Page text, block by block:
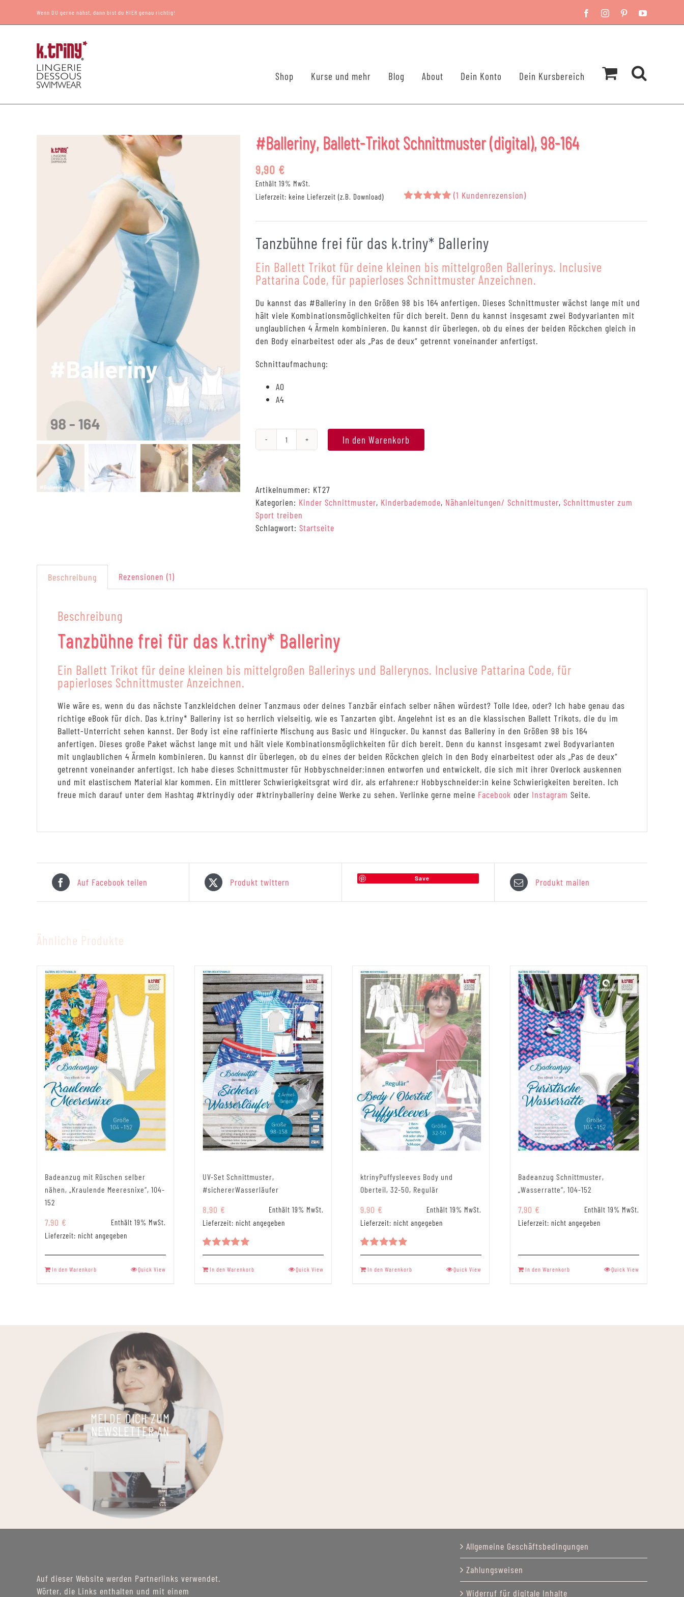
Wenn DU gerne nähst, dann bist du HIER genau richtig! FacebookInstagram
Pinterest
Shop Kurse und mehr Blog About Dein Konto Dein Kursbereich
#Balleriny, Ballett-Trikot Schnittmuster (digital), 98-164
9,90 €
Enthält 19% MwSt.
Lieferzeit: keine Lieferzeit (z.B. Download)
basierend
auf
Kundenbewertung
(1 Kundenrezension)
Tanzbühne frei für das k.triny* Balleriny
Ein Ballett Trikot für deine kleinen bis mittelgroßen Ballerinys. Inclusive
Pattarina Code, für papierloses Schnittmuster Anzeichnen.
Du kannst das #Balleriny in den Größen 98 bis 164 anfertigen. Dieses Schnittmuster wächst lange mit und
hält viele Kombinationsmöglichkeiten für dich bereit. Denn du kannst insgesamt zwei Bodyvarianten mit
unglaublichen 4 Ärmeln kombinieren. Du kannst dir überlegen, ob du eines der beiden Röckchen gleich in
den Body einarbeitest oder als „Pas de deux“ getrennt voneinander anfertigst.
Schnittaufmachung:
A0
A4
#Balleriny,
(digital),
98-
164
[Digital]
In den Warenkorb
Artikelnummer: KT27
Kategorien: Kinder Schnittmuster, Kinderbademode, Nähanleitungen/ Schnittmuster, Schnittmuster zum
Sport treiben
Schlagwort: Startseite
Beschreibung Rezensionen (1)
Beschreibung
Tanzbühne frei für das k.triny* Balleriny
Ein Ballett Trikot für deine kleinen bis mittelgroßen Ballerinys und Ballerynos. Inclusive Pattarina Code, für
papierloses Schnittmuster Anzeichnen.
Wie wäre es, wenn du das nächste Tanzkleidchen deiner Tanzmaus oder deines Tanzbär einfach selber nähen würdest? Tolle Idee, oder? Ich habe genau das
richtige eBook für dich. Das k.triny* Balleriny ist so herrlich vielseitig, wie es Tanzarten gibt. Angelehnt ist es an die klassischen Ballett Trikots, die du im
Ballett-Unterricht sehen kannst. Der Body ist eine raffinierte Mischung aus Basic und Hingucker. Du kannst das Balleriny in den Größen 98 bis 164
anfertigen. Dieses große Paket wächst lange mit und hält viele Kombinationsmöglichkeiten für dich bereit. Denn du kannst insgesamt zwei Bodyvarianten
mit unglaublichen 4 Ärmeln kombinieren. Du kannst dir überlegen, ob du eines der beiden Röckchen gleich in den Body einarbeitest oder als „Pas de deux“
getrennt voneinander anfertigst. Ich habe dieses Schnittmuster für Hobbyschneider:innen entworfen und entwickelt, die sich mit ihrer Overlock auskennen
und mit elastischem Material klar kommen. Ein mittlerer Schwierigkeitsgrat wird dir, als erfahrene:r Hobbyschneider:in keine Schwierigkeiten bereiten. Ich
freue mich darauf unter dem Hashtag #ktrinydiy oder #ktrinyballeriny deine Werke zu sehen. Verlinke gerne meine Facebook oder Instagram Seite.
Auf Facebook teilen Produkt twittern Save Produkt mailen
Ähnliche Produkte
Badeanzug mit Rüschen selber
nähen, „Kraulende Meeresnixe“, 104-
152
7,90 € Enthält 19% MwSt.
Lieferzeit: nicht angegeben
In den Warenkorb Quick View
UV-Set Schnittmuster,
#sichererWasserläufer
Bewertet
von 5
8,90 € Enthält 19% MwSt.
Lieferzeit: nicht angegeben
In den Warenkorb Quick View
ktrinyPuffysleeves Body und
Oberteil, 32-50, Regulär
Bewertet
von 5
9,90 € Enthält 19% MwSt.
Lieferzeit: nicht angegeben
In den Warenkorb Quick View
Badeanzug Schnittmuster,
„Wasserratte“, 104-152
7,90 € Enthält 19% MwSt.
Lieferzeit: nicht angegeben
In den Warenkorb Quick View
MELDE DICH ZUM
NEWSLETTER AN
Auf dieser Website werden Partnerlinks verwendet.
Wörter, die Links enthalten und mit einem
Allgemeine Geschäftsbedingungen
Zahlungsweisen
Widerruf für digitale Inhalte